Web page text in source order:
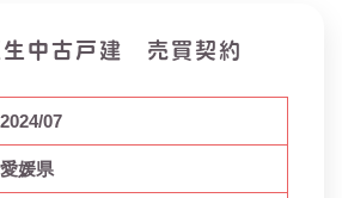
生中古戸建 売買契約
2024/07
愛媛県